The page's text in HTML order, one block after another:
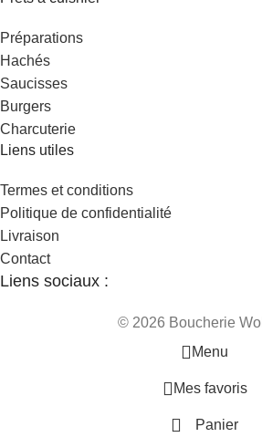
Préparations
Hachés
Saucisses
Burgers
Charcuterie
Liens utiles
Termes et conditions
Politique de confidentialité
Livraison
Contact
Liens sociaux :
© 2026 Boucherie
Menu
Mes favoris
Panier